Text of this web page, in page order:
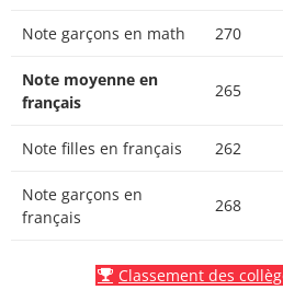
Note garçons en math 270
Note moyenne en
français
265
Note filles en français 262
Note garçons en
français
268
Classement des